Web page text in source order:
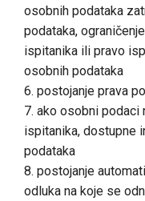
osobnih podataka
podataka,
ispitanika ili pravo
osobnih podataka
6. postojanje prava
7. ako osobni
ispitanika, dostupne
podataka
8. postojanje
odluka na koje se